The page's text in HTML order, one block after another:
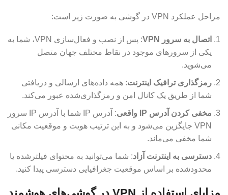
مراحل عملکرد VPN در گوشی به صورت زیر است:
اتصال به سرور VPN
: پس از نصب و فعال‌سازی VPN، شما به
یکی از سرورهای موجود در نقاط مختلف جهان متصل
می‌شوید.
رمزگذاری ترافیک اینترنت: همه داده‌های ارسالی و دریافتی
شما از طریق یک کانال امن و رمزگذاری‌شده عبور می‌کند.
مخفی کردن آدرس IP واقعی
: آدرس IP شما با آدرس IP سرور
VPN جایگزین می‌شود و به این ترتیب هویت و موقعیت مکانی
شما مخفی می‌ماند.
دسترسی به اینترنت آزاد: شما می‌توانید به محتوای فیلترشده یا
محدودشده بر اساس موقعیت جغرافیایی دسترسی پیدا کنید.